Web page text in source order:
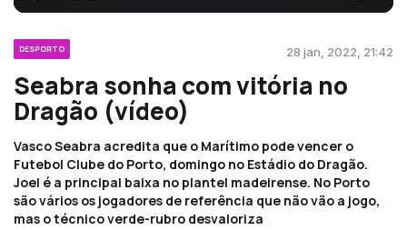
DESPORTO 28 jan, 2022, 21:42
Seabra sonha com vitória no
Dragão (vídeo)
Vasco Seabra acredita que o Marítimo pode vencer o
Futebol Clube do Porto, domingo no Estádio do Dragão.
Joel é a principal baixa no plantel madeirense. No Porto
são vários os jogadores de referência que não vão a jogo,
mas o técnico verde-rubro desvaloriza